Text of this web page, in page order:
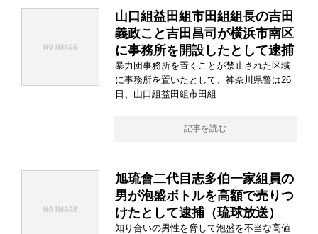
山口組益田組市田組組長の吉田
義政こと吉田昌司が横浜市南区
に事務所を開設したとして逮捕
暴力団事務所を置くことが禁止された区域
に事務所を置いたとして、神奈川県警は26
日、山口組益田組市田組
記事を読む
旭琉會二代目志多伯一家組員の
男が泡盛ボトルを高額で売りつ
けたとして逮捕（琉球放送）
知り合いの男性を脅して泡盛を不当な高値